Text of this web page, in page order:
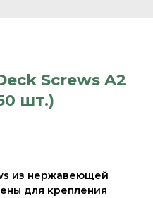
Screws A2
шт.)
из нержавеющей
для крепления